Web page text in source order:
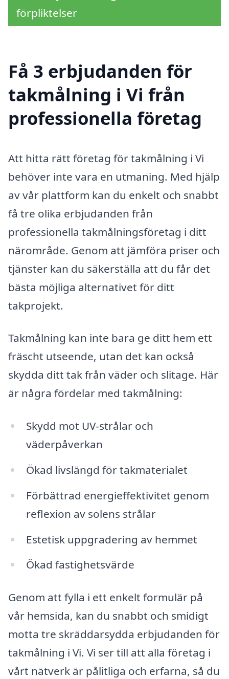
förpliktelser
Få 3 erbjudanden för
takmålning i Vi från
professionella företag
Att hitta rätt företag för takmålning i Vi
behöver inte vara en utmaning. Med hjälp
av vår plattform kan du enkelt och snabbt
få tre olika erbjudanden från
professionella takmålningsföretag i ditt
närområde. Genom att jämföra priser och
tjänster kan du säkerställa att du får det
bästa möjliga alternativet för ditt
takprojekt.
Takmålning kan inte bara ge ditt hem ett
fräscht utseende, utan det kan också
skydda ditt tak från väder och slitage. Här
är några fördelar med takmålning:
Skydd mot UV-strålar och
väderpåverkan
Ökad livslängd för takmaterialet
Förbättrad energieffektivitet genom
reflexion av solens strålar
Estetisk uppgradering av hemmet
Ökad fastighetsvärde
Genom att fylla i ett enkelt formulär på
vår hemsida, kan du snabbt och smidigt
motta tre skräddarsydda erbjudanden för
takmålning i Vi. Vi ser till att alla företag i
vårt nätverk är pålitliga och erfarna, så du